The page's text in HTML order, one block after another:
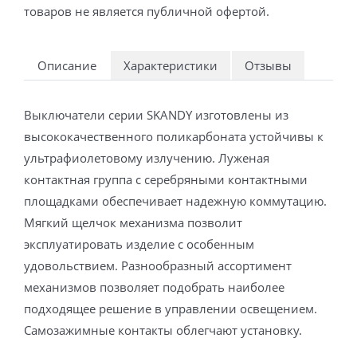
товаров не является публичной офертой.
Описание Характеристики Отзывы
Выключатели серии SKANDY изготовлены из
высококачественного поликарбоната устойчивы к
ультрафиолетовому излучению. Луженая
контактная группа с серебряными контактными
площадками обеспечивает надежную коммутацию.
Мягкий щелчок механизма позволит
эксплуатировать изделие с особенным
удовольствием. Разнообразный ассортимент
механизмов позволяет подобрать наиболее
подходящее решение в управлении освещением.
Самозажимные контакты облегчают установку.